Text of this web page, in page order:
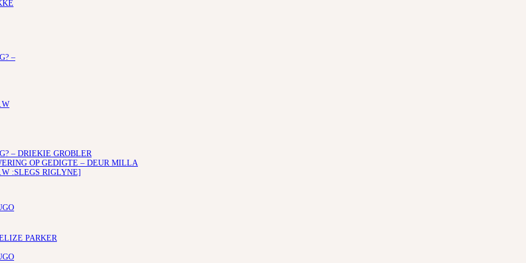
–
– DRIEKIE GROBLER
OP GEDIGTE – DEUR MILLA
:SLEGS RIGLYNE]
PARKER